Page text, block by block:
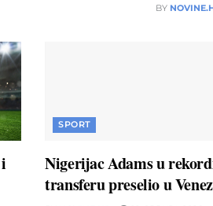
BY
SPORT
Nigerijac Adams u
transferu preselio u